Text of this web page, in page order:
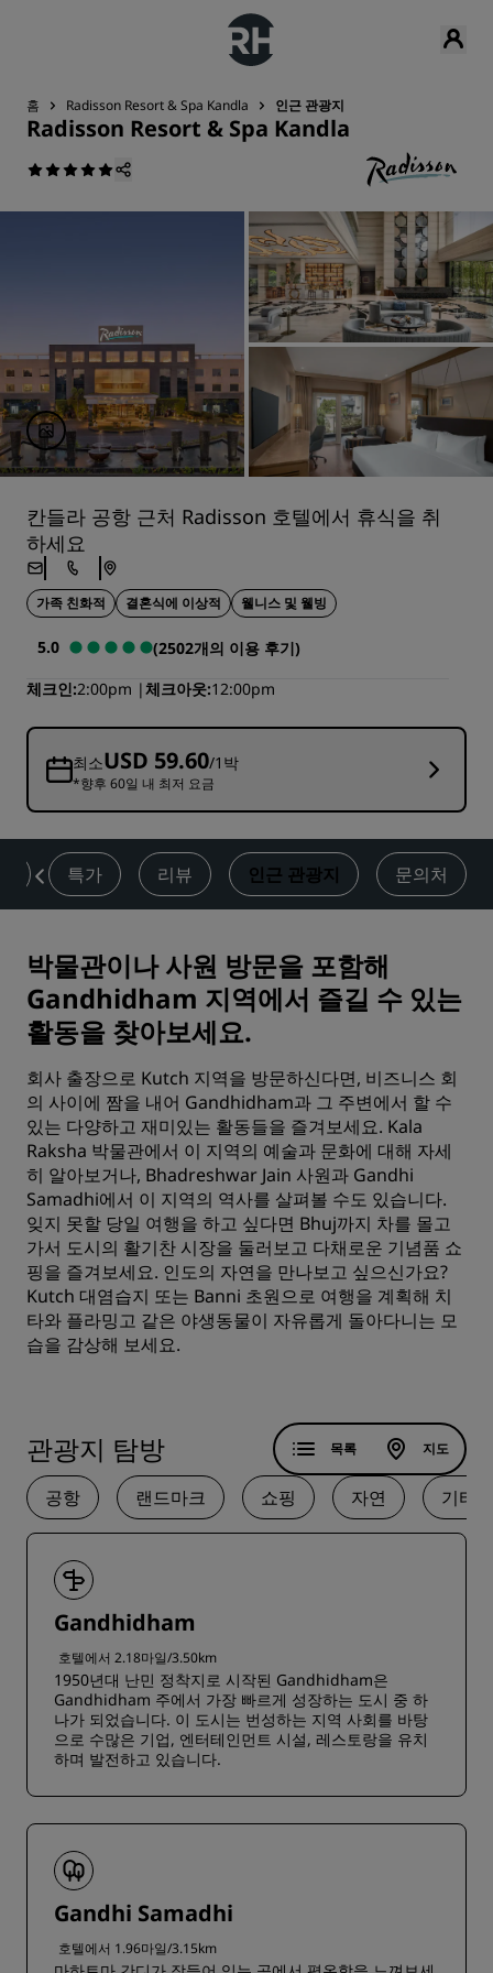
홈 Radisson Resort & Spa Kandla 인근 관광지
Radisson Resort & Spa Kandla
칸들라 공항 근처 Radisson 호텔에서 휴식을 취
하세요
가족 친화적 결혼식에 이상적 웰니스 및 웰빙
5.0
(2502개의 이용 후기)
체크인 2:00pm 체크아웃 12:00pm
최소USD 59.60/1박
*향후 60일 내 최저 요금
특가 리뷰 인근 관광지 문의처
박물관이나 사원 방문을 포함해
Gandhidham 지역에서 즐길 수 있는
활동을 찾아보세요.
회사 출장으로 Kutch 지역을 방문하신다면, 비즈니스 회
의 사이에 짬을 내어 Gandhidham과 그 주변에서 할 수
있는 다양하고 재미있는 활동들을 즐겨보세요. Kala
Raksha 박물관에서 이 지역의 예술과 문화에 대해 자세
히 알아보거나, Bhadreshwar Jain 사원과 Gandhi
Samadhi에서 이 지역의 역사를 살펴볼 수도 있습니다.
잊지 못할 당일 여행을 하고 싶다면 Bhuj까지 차를 몰고
가서 도시의 활기찬 시장을 둘러보고 다채로운 기념품 쇼
핑을 즐겨보세요. 인도의 자연을 만나보고 싶으신가요?
Kutch 대염습지 또는 Banni 초원으로 여행을 계획해 치
타와 플라밍고 같은 야생동물이 자유롭게 돌아다니는 모
습을 감상해 보세요.
관광지 탐방
공항 랜드마크 쇼핑 자연 기타
목록 지도
Gandhidham
호텔에서 2.18마일/3.50km
1950년대 난민 정착지로 시작된 Gandhidham은
Gandhidham 주에서 가장 빠르게 성장하는 도시 중 하
나가 되었습니다. 이 도시는 번성하는 지역 사회를 바탕
으로 수많은 기업, 엔터테인먼트 시설, 레스토랑을 유치
하며 발전하고 있습니다.
Gandhi Samadhi
호텔에서 1.96마일/3.15km